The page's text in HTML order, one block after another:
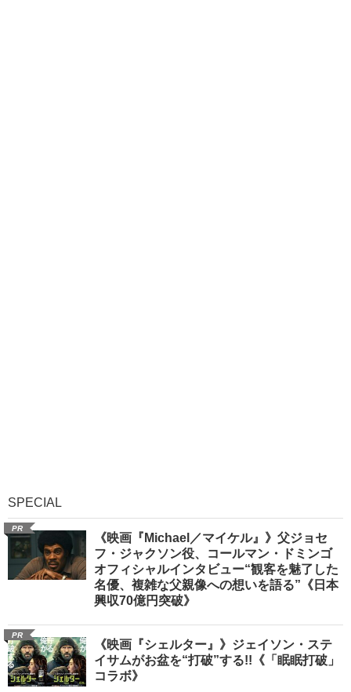
SPECIAL
PR
《映画『Michael／マイケル』》父ジョセ
フ・ジャクソン役、コールマン・ドミンゴ
オフィシャルインタビュー“観客を魅了した
名優、複雑な父親像への想いを語る”《日本
興収70億円突破》
PR
《映画『シェルター』》ジェイソン・ステ
イサムがお盆を“打破”する!!《「眠眠打破」
コラボ》